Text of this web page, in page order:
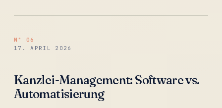
N° 06
17. APRIL 2026
Kanzlei-Management: Software vs.
Automatisierung